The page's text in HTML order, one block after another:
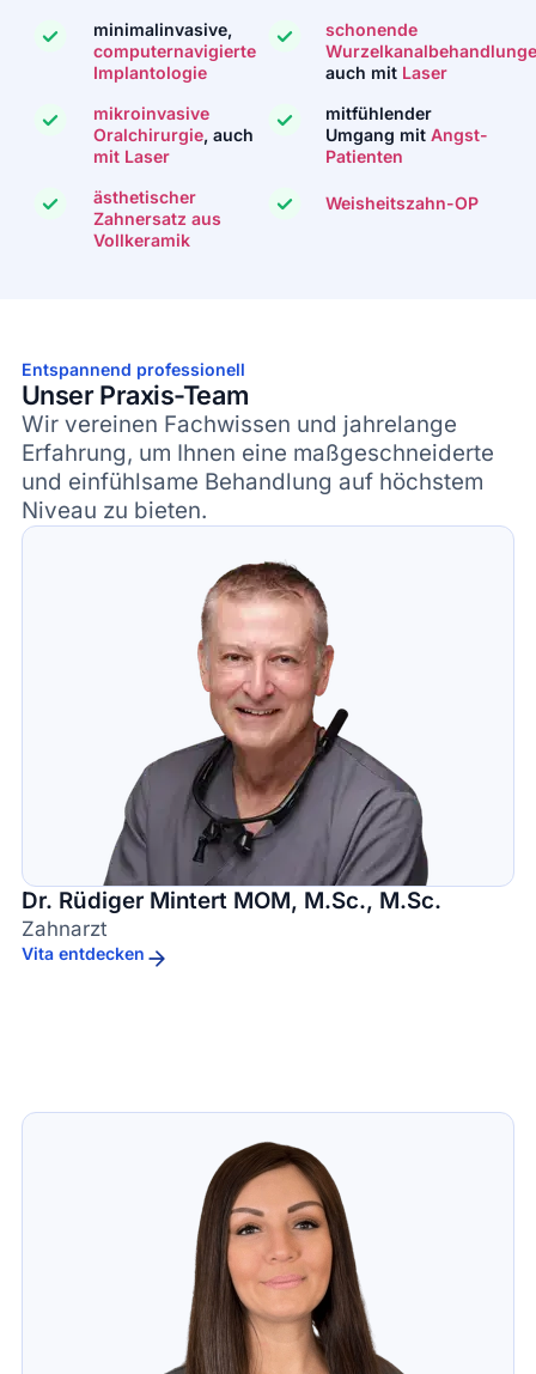
minimalinvasive,
computernavigierte
Implantologie
mikroinvasive
Oralchirurgie, auch
mit Laser
ästhetischer
Zahnersatz aus
Vollkeramik
schonende
auch mit Laser
mitfühlender
Umgang mit Angst-
Patienten
Weisheitszahn-OP
Entspannend professionell
Unser Praxis-Team
Wir vereinen Fachwissen und jahrelange
Erfahrung, um Ihnen eine maßgeschneiderte
und einfühlsame Behandlung auf höchstem
Niveau zu bieten.
Dr. Rüdiger Mintert MOM, M.Sc., M.Sc.
Zahnarzt
Vita entdecken